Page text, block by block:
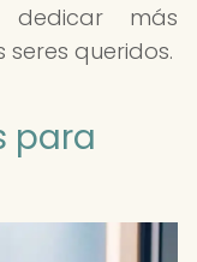
más
queridos.
para